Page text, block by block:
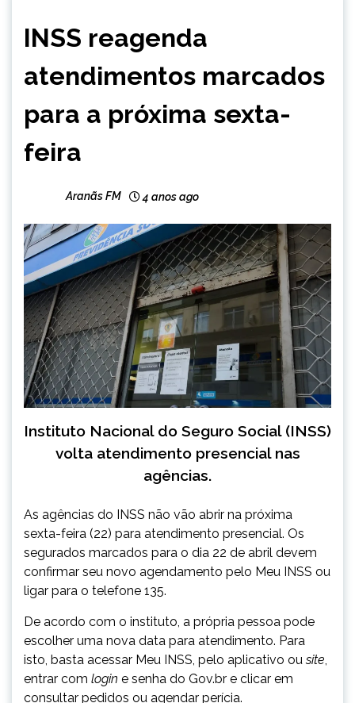
NOTÍCIAS
INSS reagenda
atendimentos marcados
para a próxima sexta-
feira
Aranãs FM 4 anos ago
Instituto Nacional do Seguro Social (INSS)
volta atendimento presencial nas
agências.
As agências do INSS não vão abrir na próxima
sexta-feira (22) para atendimento presencial. Os
segurados marcados para o dia 22 de abril devem
confirmar seu novo agendamento pelo Meu INSS ou
ligar para o telefone 135.
De acordo com o instituto, a própria pessoa pode
escolher uma nova data para atendimento. Para
isto, basta acessar Meu INSS, pelo aplicativo ousite,
entrar com login e senha do Gov.br e clicar em
consultar pedidos ou agendar perícia.